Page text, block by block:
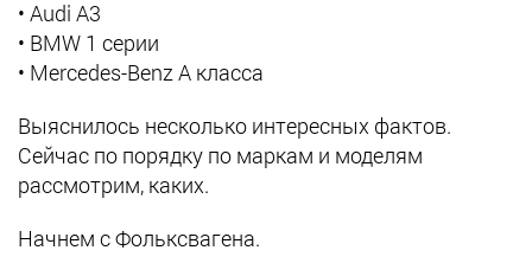
• Audi A3
• BMW 1 серии
• Mercedes-Benz A класса
Выяснилось несколько интересных фактов.
Сейчас по порядку по маркам и моделям
рассмотрим, каких.
Начнем с Фольксвагена.